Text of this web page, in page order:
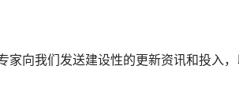
向我们发送建设性的更新资讯和投入